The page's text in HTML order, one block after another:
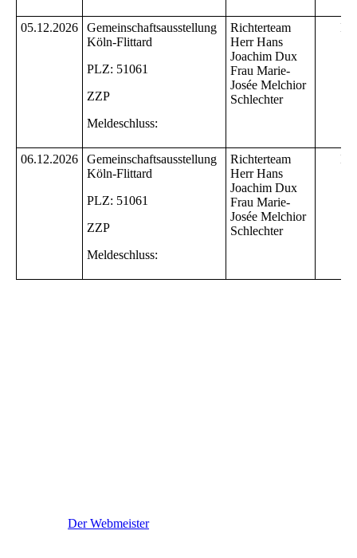
05.12.2026
Gemeinschaftsausstellung
Köln-Flittard
PLZ: 51061
ZZP
Meldeschluss:
Richterteam
Herr Hans
Joachim Dux
Frau Marie-
Josée Melchior
Schlechter
06.12.2026
Gemeinschaftsausstellung
Köln-Flittard
PLZ: 51061
ZZP
Meldeschluss:
Richterteam
Herr Hans
Joachim Dux
Frau Marie-
Josée Melchior
Schlechter
Der Webmeister